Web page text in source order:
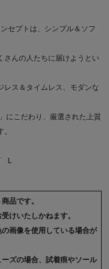
ンセプトは、シンプル＆ソフ
さんの人たちに届けようとい
レス＆タイムレス、モダンな
にこだわり、厳選された上質
L
品です。
けいたしかねます。
画像を使用している場合が
ズの場合、試着痕やソール